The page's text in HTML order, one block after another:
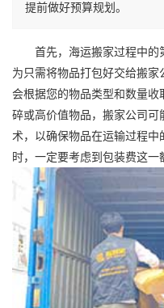
提前做好预算规划。
首先，海运搬家过程中的
为只需将物品打包好交给搬
会根据您的物品类型和数量
碎或高价值物品，搬家公司
术，以确保物品在运输过程
时，一定要考虑到包装费这一